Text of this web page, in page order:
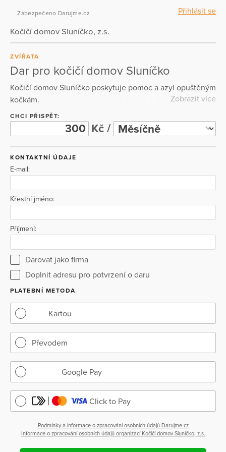
Přihlásit se
Zabezpečeno Darujme.cz
Kočičí domov Sluníčko, z.s.
ZVÍŘATA
Dar pro kočičí domov Sluníčko
Kočičí domov Sluníčko poskytuje pomoc a azyl opuštěným
kočkám.
Zobrazit více
CHCI PŘISPĚT:
Kč /
KONTAKTNÍ ÚDAJE
E-mail:
Křestní jméno:
Příjmení:
Darovat jako firma
Doplnit adresu pro potvrzení o daru
PLATEBNÍ METODA
Kartou
Převodem
Google Pay
Click to Pay
Podmínky a informace o zpracování osobních údajů Darujme.cz
Informace o zpracování osobních údajů organizací Kočičí domov Sluníčko, z.s.